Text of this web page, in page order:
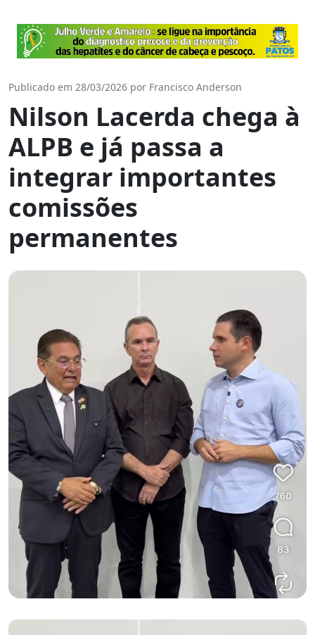
Publicado em 28/03/2026 por Francisco Anderson
Nilson Lacerda chega à
ALPB e já passa a
integrar importantes
comissões
permanentes